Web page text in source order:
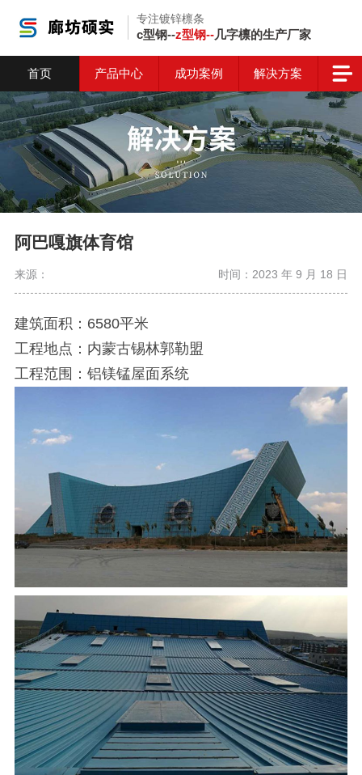
专注镀锌檩条
c型钢--z型钢--几字檩的生产厂家
首页 产品中心 成功案例 解决方案
阿巴嘎旗体育馆
来源： 时间：2023 年 9 月 18 日
建筑面积：6580平米
工程地点：内蒙古锡林郭勒盟
工程范围：铝镁锰屋面系统